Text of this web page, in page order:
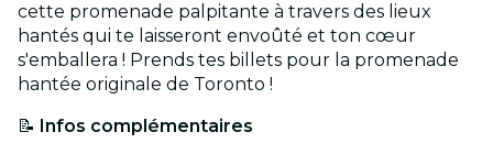
cette promenade palpitante à travers des lieux
hantés qui te laisseront envoûté et ton cœur
s'emballera ! Prends tes billets pour la promenade
hantée originale de Toronto !
📝
Infos complémentaires